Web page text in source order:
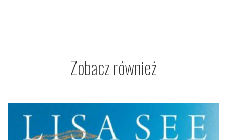
Zobacz również